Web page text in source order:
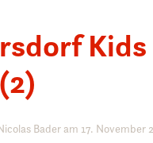
Bader am 17. November